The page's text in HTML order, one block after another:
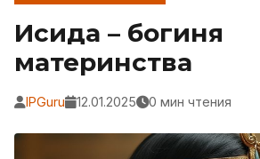
Исида – богиня
материнства
IPGuru 12.01.2025 0 мин чтения